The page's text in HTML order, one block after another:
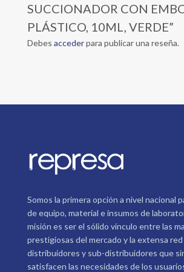
SUCCIONADOR CON
PLÁSTICO, 10ML, VERDE”
Debes accederpara publicar una reseña.
Somos la primera opción a nivel nacional
de equipo, material e insumos de
misión es ser el sólido vínculo entre las
prestigiosas del mercado y la extensa
distribuidores y sub-distribuidores que
satisfacen las necesidades de los